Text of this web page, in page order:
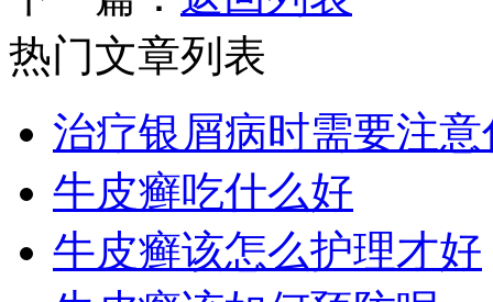
热门文章列表
治疗银屑病时需要注意
牛皮癣吃什么好
牛皮癣该怎么护理才好